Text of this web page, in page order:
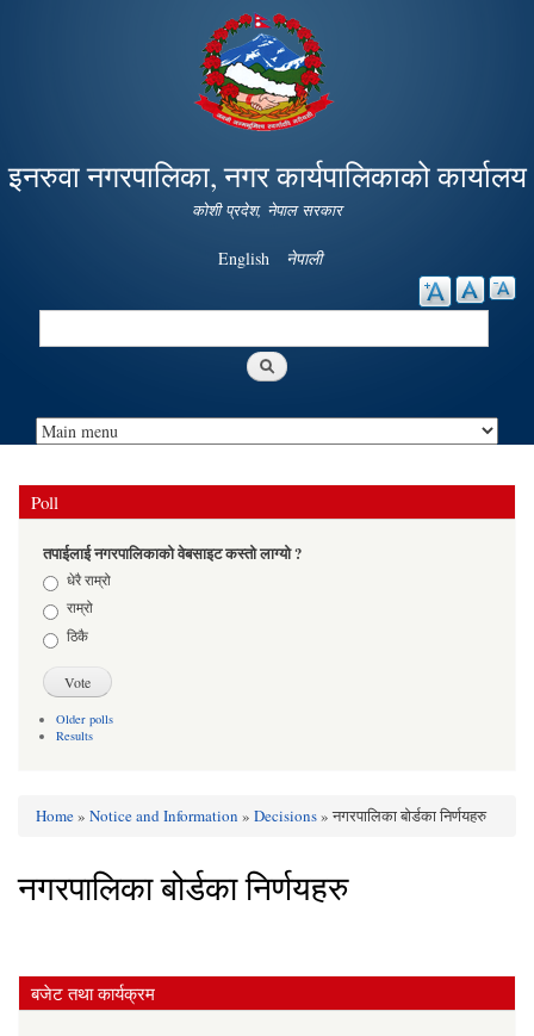
Skip to
main
content
इनरुवा नगरपालिका, नगर कार्यपालिकाको कार्यालय
कोशी प्रदेश, नेपाल सरकार
English नेपाली
Search
Poll
तपाईलाई नगरपालिकाको वेबसाइट कस्तो लाग्यो ?
Choicesधेरै राम्रो
राम्रो
ठिकै
Older polls
Results
Home» Notice and Information » Decisions» नगरपालिका बोर्डका निर्णयहरु
नगरपालिका बोर्डका निर्णयहरु
बजेट तथा कार्यक्रम